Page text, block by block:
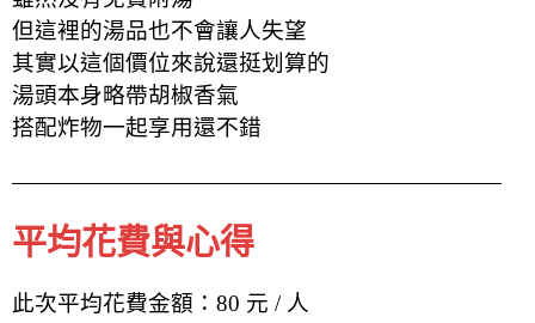
但這裡的湯品也不會讓人失望
其實以這個價位來說還挺划算的
湯頭本身略帶胡椒香氣
搭配炸物一起享用還不錯
平均花費與心得
此次平均花費金額：80 元 / 人